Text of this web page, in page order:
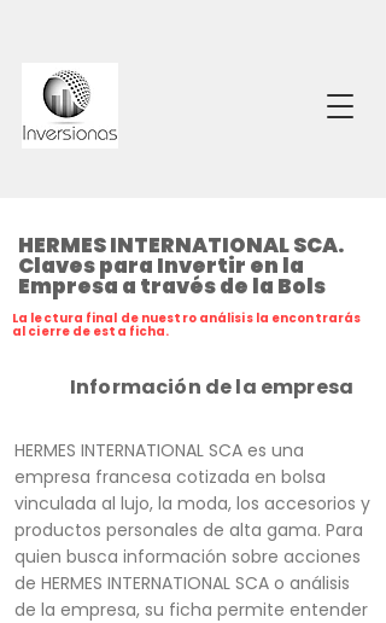
HERMES INTERNATIONAL SCA.
Claves para Invertir en la
Empresa a través de la Bols
La lectura final de nuestro análisis la encontrarás
al cierre de esta ficha.
Información de la empresa
HERMES INTERNATIONAL SCA es una
empresa francesa cotizada en bolsa
vinculada al lujo, la moda, los accesorios y
productos personales de alta gama. Para
quien busca información sobre acciones
de HERMES INTERNATIONAL SCA o análisis
de la empresa, su ficha permite entender